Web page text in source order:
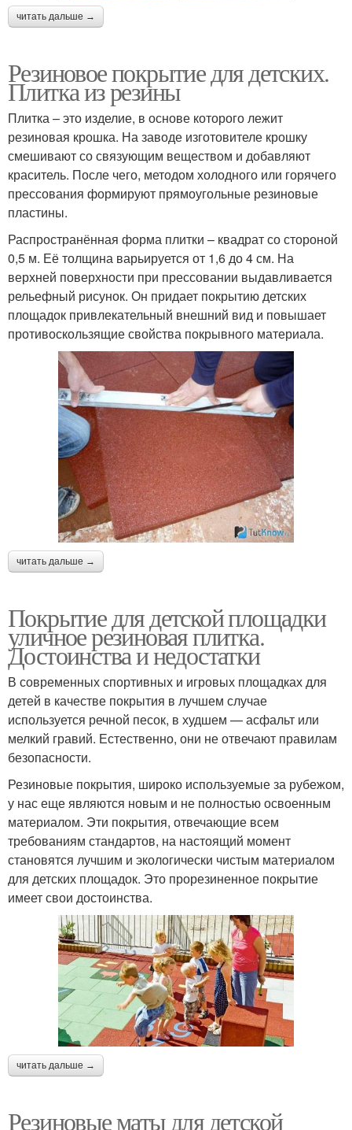
читать дальше →
Резиновое покрытие для детских.
Плитка из резины
Плитка – это изделие, в основе которого лежит
резиновая крошка. На заводе изготовителе крошку
смешивают со связующим веществом и добавляют
краситель. После чего, методом холодного или горячего
прессования формируют прямоугольные резиновые
пластины.
Распространённая форма плитки – квадрат со стороной
0,5 м. Её толщина варьируется от 1,6 до 4 см. На
верхней поверхности при прессовании выдавливается
рельефный рисунок. Он придает покрытию детских
площадок привлекательный внешний вид и повышает
противоскользящие свойства покрывного материала.
читать дальше →
Покрытие для детской площадки
уличное резиновая плитка.
Достоинства и недостатки
В современных спортивных и игровых площадках для
детей в качестве покрытия в лучшем случае
используется речной песок, в худшем — асфальт или
мелкий гравий. Естественно, они не отвечают правилам
безопасности.
Резиновые покрытия, широко используемые за рубежом,
у нас еще являются новым и не полностью освоенным
материалом. Эти покрытия, отвечающие всем
требованиям стандартов, на настоящий момент
становятся лучшим и экологически чистым материалом
для детских площадок. Это прорезиненное покрытие
имеет свои достоинства.
читать дальше →
Резиновые маты для детской